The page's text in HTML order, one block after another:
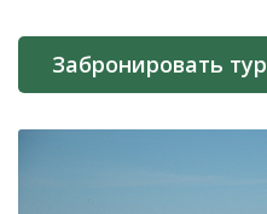
Забронировать тур